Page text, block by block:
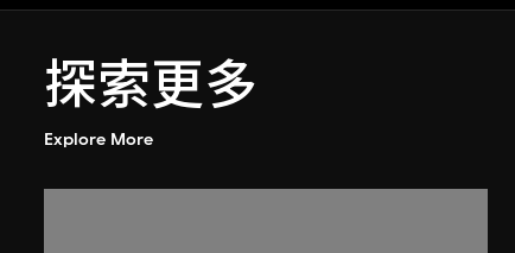
探索更多
Explore More